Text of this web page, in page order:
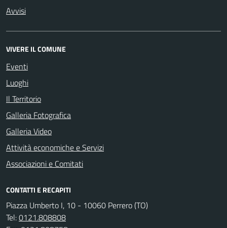
Avvisi
VIVERE IL COMUNE
Eventi
Luoghi
Il Territorio
Galleria Fotografica
Galleria Video
Attività economiche e Servizi
Associazioni e Comitati
CONTATTI E RECAPITI
Piazza Umberto I, 10 - 10060 Perrero (TO)
Tel:0121.808808